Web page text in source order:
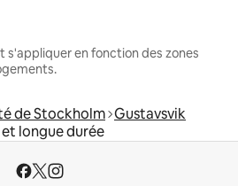
s'appliquer en fonction des zones
de Stockholm Gustavsvik
longue durée